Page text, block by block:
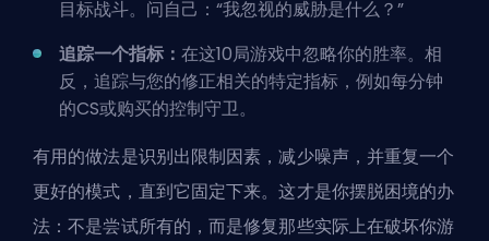
目标战斗。问自己：“我忽视的威胁是什么？”
追踪一个指标： 在这10局游戏中忽略你的胜率。相
反，追踪与您的修正相关的特定指标，例如每分钟
的CS或购买的控制守卫。
有用的做法是识别出限制因素，减少噪声，并重复一个
更好的模式，直到它固定下来。这才是你摆脱困境的办
法：不是尝试所有的，而是修复那些实际上在破坏你游